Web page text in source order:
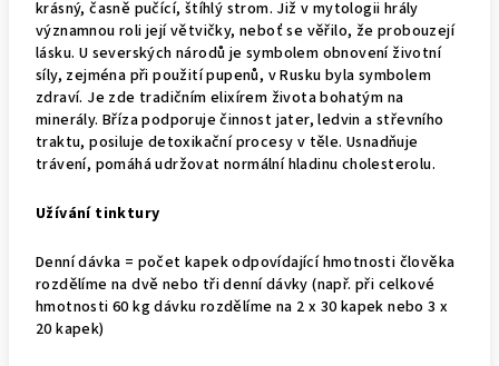
krásný, časně pučící, štíhlý strom. Již v mytologii hrály
významnou roli její větvičky, neboť se věřilo, že probouzejí
lásku. U severských národů je symbolem obnovení životní
síly, zejména při použití pupenů, v Rusku byla symbolem
zdraví. Je zde tradičním elixírem života bohatým na
minerály.Bříza podporuje činnost jater, ledvin a střevního
traktu, posiluje detoxikační procesy v těle. Usnadňuje
trávení, pomáhá udržovat normální hladinu cholesterolu.
Užívání tinktury
Denní dávka = počet kapek odpovídající hmotnosti člověka
rozdělíme na dvě nebo tři denní dávky (např. při celkové
hmotnosti 60 kg dávku rozdělíme na 2 x 30 kapek nebo 3 x
20 kapek)